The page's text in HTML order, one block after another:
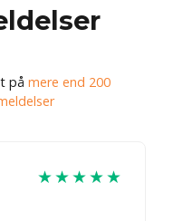
på mere end 200
★★★★★